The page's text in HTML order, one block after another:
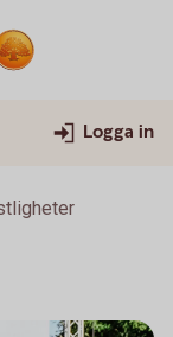
Logga in